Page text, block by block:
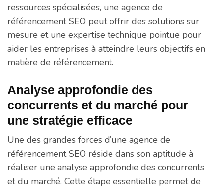
ressources spécialisées, une agence de
référencement SEO peut offrir des solutions sur
mesure et une expertise technique pointue pour
aider les entreprises à atteindre leurs objectifs en
matière de référencement.
Analyse approfondie des
concurrents et du marché pour
une stratégie efficace
Une des grandes forces d’une agence de
référencement SEO réside dans son aptitude à
réaliser une analyse approfondie des concurrents
et du marché. Cette étape essentielle permet de